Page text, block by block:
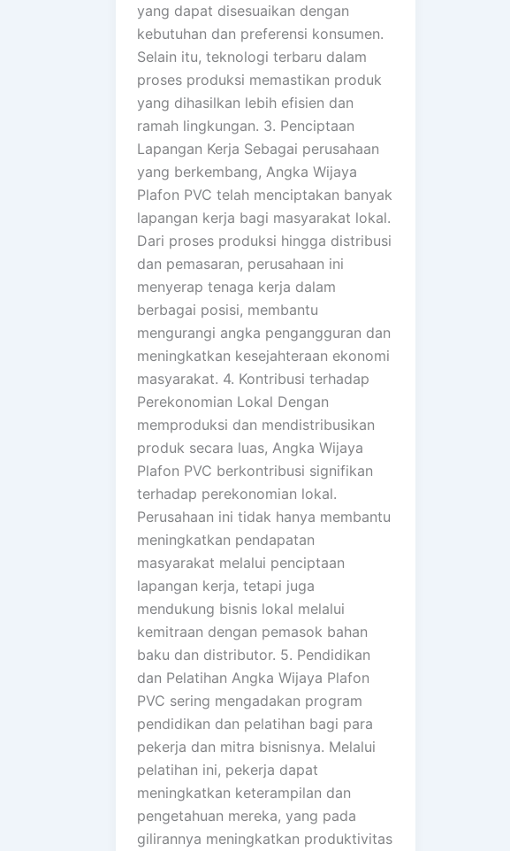
yang dapat disesuaikan dengan
kebutuhan dan preferensi konsumen.
Selain itu, teknologi terbaru dalam
proses produksi memastikan produk
yang dihasilkan lebih efisien dan
ramah lingkungan. 3. Penciptaan
Lapangan Kerja Sebagai perusahaan
yang berkembang, Angka Wijaya
Plafon PVC telah menciptakan banyak
lapangan kerja bagi masyarakat lokal.
Dari proses produksi hingga distribusi
dan pemasaran, perusahaan ini
menyerap tenaga kerja dalam
berbagai posisi, membantu
mengurangi angka pengangguran dan
meningkatkan kesejahteraan ekonomi
masyarakat. 4. Kontribusi terhadap
Perekonomian Lokal Dengan
memproduksi dan mendistribusikan
produk secara luas, Angka Wijaya
Plafon PVC berkontribusi signifikan
terhadap perekonomian lokal.
Perusahaan ini tidak hanya membantu
meningkatkan pendapatan
masyarakat melalui penciptaan
lapangan kerja, tetapi juga
mendukung bisnis lokal melalui
kemitraan dengan pemasok bahan
baku dan distributor. 5. Pendidikan
dan Pelatihan Angka Wijaya Plafon
PVC sering mengadakan program
pendidikan dan pelatihan bagi para
pekerja dan mitra bisnisnya. Melalui
pelatihan ini, pekerja dapat
meningkatkan keterampilan dan
pengetahuan mereka, yang pada
gilirannya meningkatkan produktivitas